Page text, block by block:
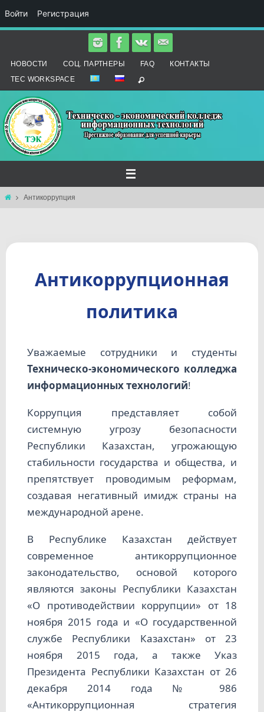
содержимому
Войти Регистрация
НОВОСТИ СОЦ. ПАРТНЕРЫ FAQ
КОНТАКТЫ
TEC WORKSPACE
Главная
Антикоррупция
Антикоррупционная
политика
Уважаемые сотрудники и студенты
Техническо-экономического колледжа
информационных технологий!
Коррупция представляет собой
системную угрозу безопасности
Республики Казахстан, угрожающую
стабильности государства и общества, и
препятствует проводимым реформам,
создавая негативный имидж страны на
международной арене.
В Республике Казахстан действует
современное антикоррупционное
законодательство, основой которого
являются законы Республики Казахстан
«О противодействии коррупции» от 18
ноября 2015 года и «О государственной
службе Республики Казахстан» от 23
ноября 2015 года, а также Указ
Президента Республики Казахстан от 26
декабря 2014 года № 986
«Антикоррупционная стратегия